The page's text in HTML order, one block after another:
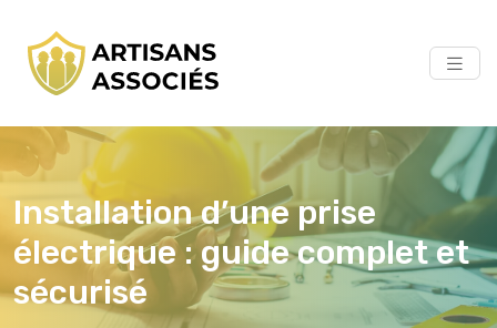
Installation d’une prise
électrique : guide complet et
sécurisé